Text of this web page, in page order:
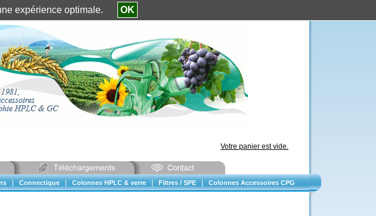
Identification client ||Mon compte
Votre panier est vide.
Connectique Colonnes HPLC & verre Filtres / SPE Colonnes Accessoires CPG
une expérience optimale. OK